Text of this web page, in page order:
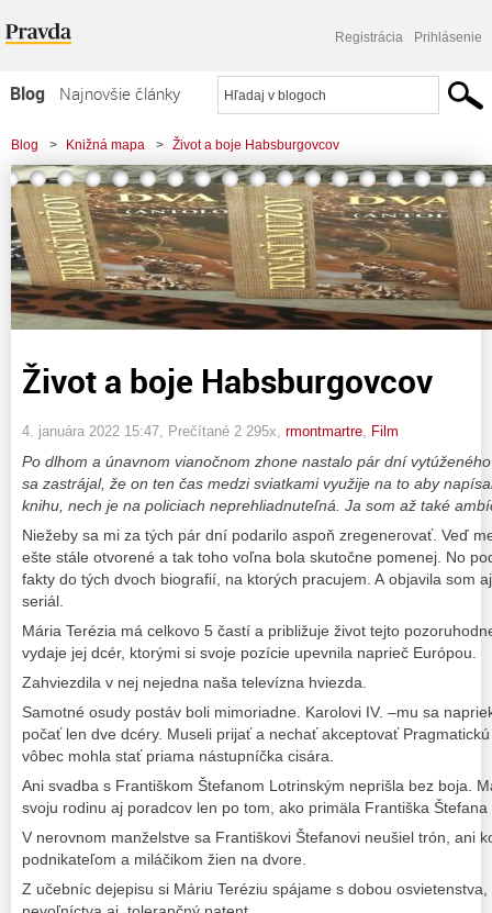
Registrácia Prihlásenie
Blog
Najnovšie články
Najčítanejšie články
Najkomentovanejšie články
Zoznam blogov
Komerčné blogy
Blog > Knižná mapa > Život a boje Habsburgovcov
Život a boje Habsburgovcov
4. januára 2022 15:47 , Prečítané 2 295x, rmontmartre Film
Po dlhom a únavnom vianočnom zhone nastalo pár dní
sa zastrájal, že on ten čas medzi sviatkami využije na to aby
knihu, nech je na policiach neprehliadnuteľná. Ja som až také
Niežeby sa mi za tých pár dní podarilo aspoň zregenerovať. Veď
ešte stále otvorené a tak toho voľna bola skutočne pomenej. No
fakty do tých dvoch biografií, na ktorých pracujem. A objavila som
seriál.
Mária Terézia má celkovo 5 častí a približuje život tejto
vydaje jej dcér, ktorými si svoje pozície upevnila naprieč Európou.
Zahviezdila v nej nejedna naša televízna hviezda.
Samotné osudy postáv boli mimoriadne. Karolovi IV. –mu sa
počať len dve dcéry. Museli prijať a nechať akceptovať
vôbec mohla stať priama nástupníčka cisára.
Ani svadba s Františkom Štefanom Lotrinským neprišla bez boja.
svoju rodinu aj poradcov len po tom, ako primäla Františka
V nerovnom manželstve sa Františkovi Štefanovi neušiel trón, ani
podnikateľom a miláčikom žien na dvore.
Z učebníc dejepisu si Máriu Teréziu spájame s dobou